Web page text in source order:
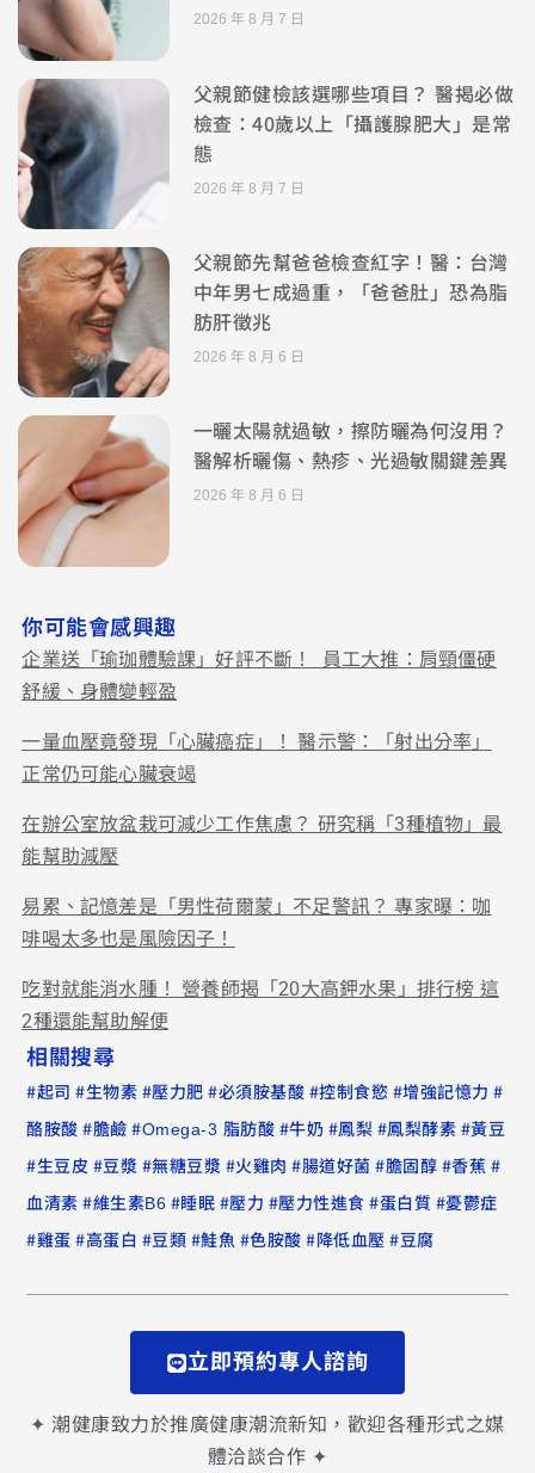
2026 年 8 月 7 日
父親節健檢該選哪些項目？ 醫揭必做
檢查：40歲以上「攝護腺肥大」是常
態
2026 年 8 月 7 日
父親節先幫爸爸檢查紅字！醫：台灣
中年男七成過重，「爸爸肚」恐為脂
肪肝徵兆
2026 年 8 月 6 日
一曬太陽就過敏，擦防曬為何沒用？
醫解析曬傷、熱疹、光過敏關鍵差異
2026 年 8 月 6 日
你可能會感興趣
企業送「瑜珈體驗課」好評不斷！ 員工大推：肩頸僵硬
舒緩、身體變輕盈
一量血壓竟發現「心臟癌症」！ 醫示警：「射出分率」
正常仍可能心臟衰竭
在辦公室放盆栽可減少工作焦慮？ 研究稱「3種植物」最
能幫助減壓
易累、記憶差是「男性荷爾蒙」不足警訊？ 專家曝：咖
啡喝太多也是風險因子！
吃對就能消水腫！ 營養師揭「20大高鉀水果」排行榜 這
2種還能幫助解便
相關搜尋
#起司 #生物素 #壓力肥 #必須胺基酸 #控制食慾 #增強記憶力 #
酪胺酸 #膽鹼 #Omega-3 脂肪酸 #牛奶 #鳳梨 #鳳梨酵素 #黃豆
#生豆皮 #豆漿 #無糖豆漿 #火雞肉 #腸道好菌 #膽固醇 #香蕉 #
血清素 #維生素B6 #睡眠 #壓力 #壓力性進食 #蛋白質 #憂鬱症
#雞蛋 #高蛋白 #豆類 #鮭魚 #色胺酸 #降低血壓 #豆腐
立即預約專人諮詢
✦ 潮健康致力於推廣健康潮流新知，歡迎各種形式之媒
體洽談合作 ✦